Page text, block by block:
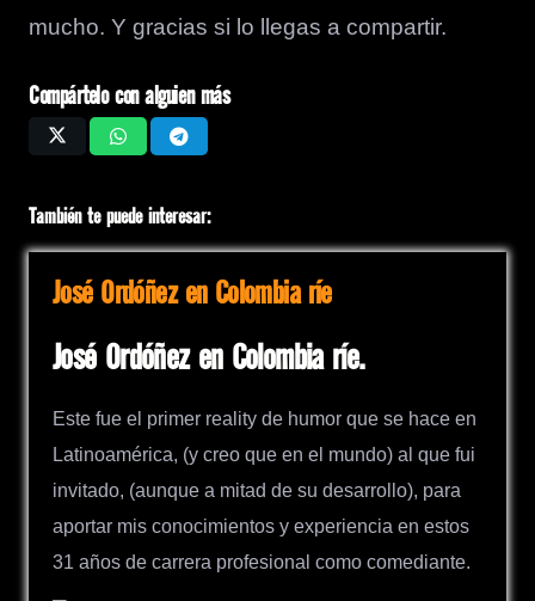
mucho. Y gracias si lo llegas a compartir.
Compártelo con alguien más
También te puede interesar:
José Ordóñez en Colombia ríe
José Ordóñez en Colombia ríe.
Este fue el primer reality de humor que se hace en
Latinoamérica, (y creo que en el mundo) al que fui
invitado, (aunque a mitad de su desarrollo), para
aportar mis conocimientos y experiencia en estos
31 años de carrera profesional como comediante.